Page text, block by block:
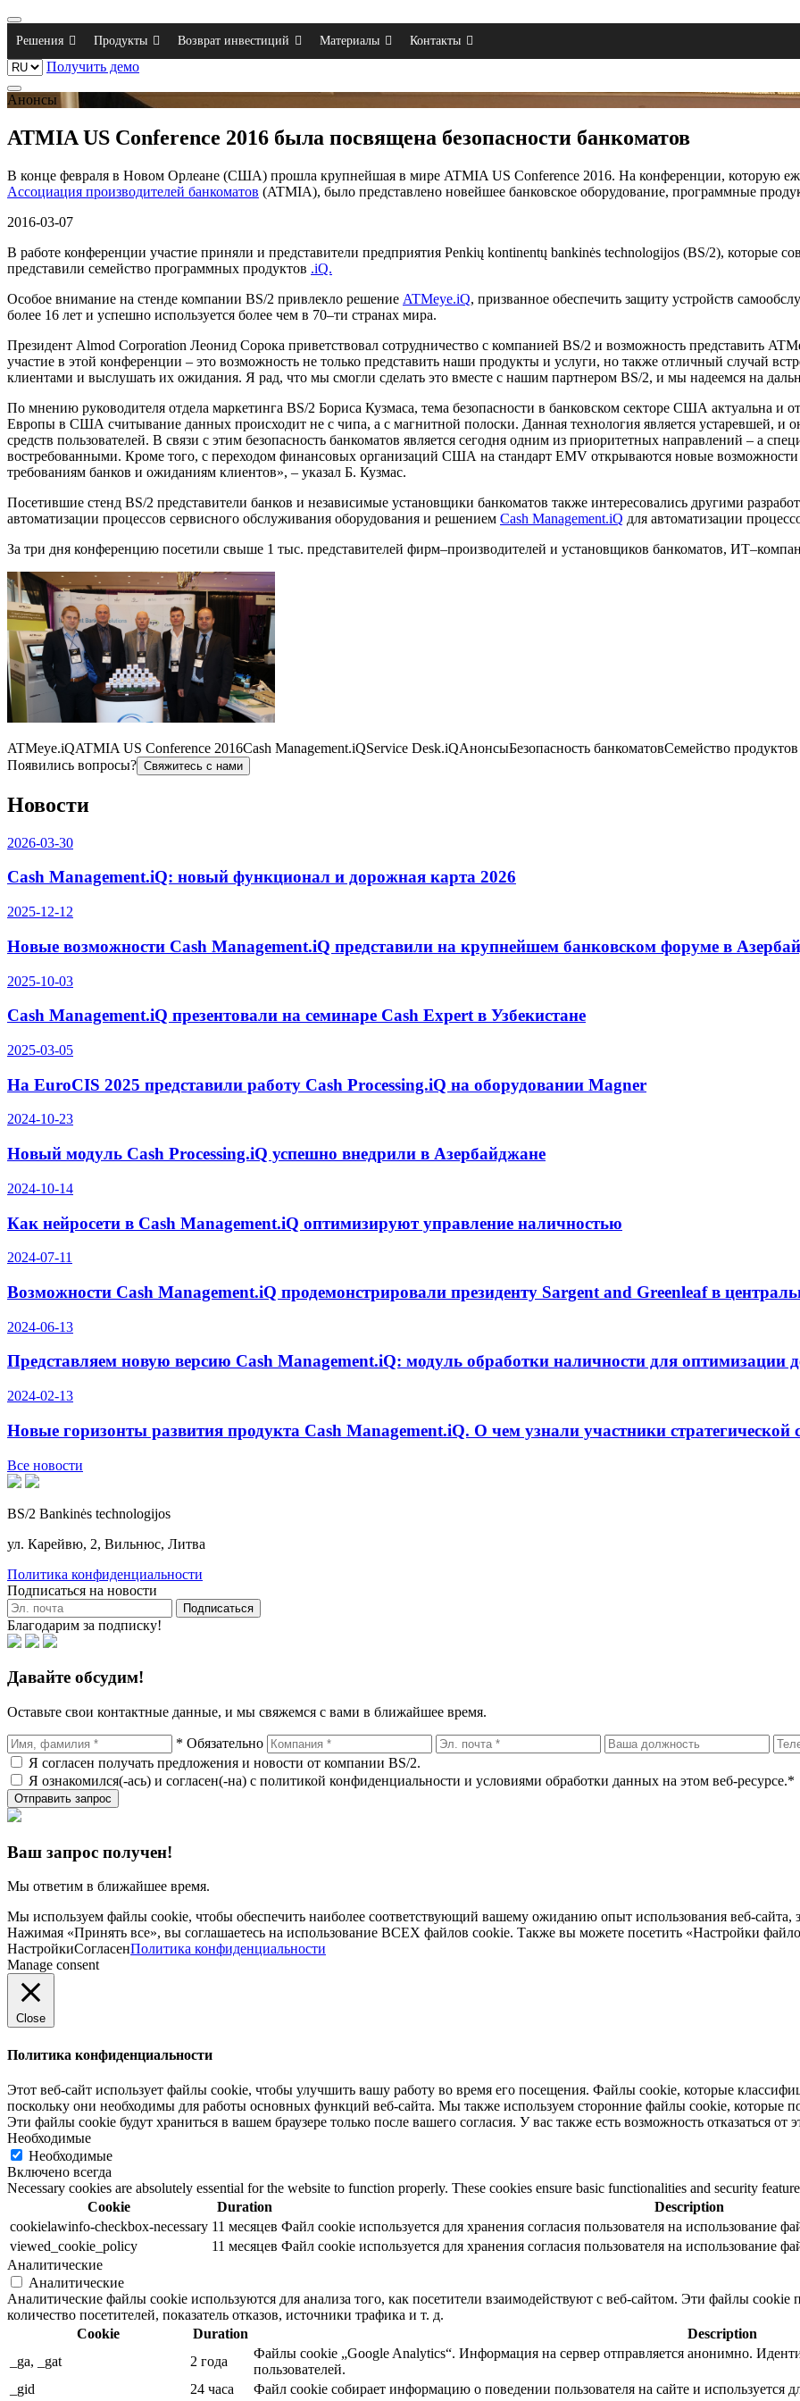
Решения Продукты Возврат инвестиций Материалы Контакты
Получить демо
Анонсы
ATMIA US Conference 2016 была посвящена безопасности банкоматов
В конце февраля в Новом Орлеане (США) прошла крупнейшая в мире ATMIA US Conference 2016. На конференции, которую
Ассоциация производителей банкоматов (ATMIA), было представлено новейшее банковское оборудование, программные
2016-03-07
В работе конференции участие приняли и представители предприятия Penkių kontinentų bankinės technologijos (BS/2), которые
представили семейство программных продуктов .iQ.
Особое внимание на стенде компании BS/2 привлекло решение ATMeye.iQ, призванное обеспечить защиту устройств
более 16 лет и успешно используется более чем в 70–ти странах мира.
Президент Almod Corporation Леонид Сорока приветствовал сотрудничество с компанией BS/2 и возможность представить
участие в этой конференции – это возможность не только представить наши продукты и услуги, но также отличный случай
клиентами и выслушать их ожидания. Я рад, что мы смогли сделать это вместе с нашим партнером BS/2, и мы надеемся на
По мнению руководителя отдела маркетинга BS/2 Бориса Кузмаса, тема безопасности в банковском секторе США актуальна и
Европы в США считывание данных происходит не с чипа, а с магнитной полоски. Данная технология является устаревшей, и
средств пользователей. В связи с этим безопасность банкоматов является сегодня одним из приоритетных направлений – а
востребованными. Кроме того, с переходом финансовых организаций США на стандарт EMV открываются новые
требованиям банков и ожиданиям клиентов», – указал Б. Кузмас.
Посетившие стенд BS/2 представители банков и независимые установщики банкоматов также интересовались другими
автоматизации процессов сервисного обслуживания оборудования и решением Cash Management.iQ для автоматизации
За три дня конференцию посетили свыше 1 тыс. представителей фирм–производителей и установщиков банкоматов,
ATMeye.iQATMIA US Conference 2016Cash Management.iQService Desk.iQАнонсыБезопасность банкоматовСемейство
Появились вопросы? Свяжитесь с нами
Новости
2026-03-30
Cash Management.iQ: новый функционал и дорожная карта 2026
2025-12-12
Новые возможности Cash Management.iQ представили на крупнейшем банковском форуме в
2025-10-03
Cash Management.iQ презентовали на семинаре Cash Expert в Узбекистане
2025-03-05
На EuroCIS 2025 представили работу Cash Processing.iQ на оборудовании Magner
2024-10-23
Новый модуль Cash Processing.iQ успешно внедрили в Азербайджане
2024-10-14
Как нейросети в Cash Management.iQ оптимизируют управление наличностью
2024-07-11
Возможности Cash Management.iQ продемонстрировали президенту Sargent and Greenleaf в
2024-06-13
Представляем новую версию Cash Management.iQ: модуль обработки наличности для оптимизации
2024-02-13
Новые горизонты развития продукта Cash Management.iQ. О чем узнали участники стратегической
Все новости
BS/2 Bankinės technologijos
ул. Карейвю, 2, Вильнюс, Литва
Политика конфиденциальности
Подписаться на новости
Подписаться
Благодарим за подписку!
Давайте обсудим!
Оставьте свои контактные данные, и мы свяжемся с вами в ближайшее время.
* Обязательно
Я согласен получать предложения и новости от компании BS/2.
Я ознакомился(-ась) и согласен(-на) с политикой конфиденциальности и условиями обработки данных на этом веб-ресурсе.*
Отправить запрос
Ваш запрос получен!
Мы ответим в ближайшее время.
Мы используем файлы cookie, чтобы обеспечить наиболее соответствующий вашему ожиданию опыт использования веб-
Нажимая «Принять все», вы соглашаетесь на использование ВСЕХ файлов cookie. Также вы можете посетить «Настройки
НастройкиСогласенПолитика конфиденциальности
Manage consent
Close
Политика конфиденциальности
Этот веб-сайт использует файлы cookie, чтобы улучшить вашу работу во время его посещения. Файлы cookie, которые
поскольку они необходимы для работы основных функций веб-сайта. Мы также используем сторонние файлы cookie, которые
Эти файлы cookie будут храниться в вашем браузере только после вашего согласия. У вас также есть возможность отказаться от
Необходимые
Необходимые
Включено всегда
Necessary cookies are absolutely essential for the website to function properly. These cookies ensure basic functionalities and security
Cookie
Duration
Description
cookielawinfo-checkbox-necessary 11 месяцев Файл cookie используется для хранения согласия пользователя на использование
viewed_cookie_policy
11 месяцев Файл cookie используется для хранения согласия пользователя на
Аналитические
Аналитические
Аналитические файлы cookie используются для анализа того, как посетители взаимодействуют с веб-сайтом. Эти файлы
количество посетителей, показатель отказов, источники трафика и т. д.
Cookie
Duration
Description
_ga, _gat
2 года
Файлы cookie „Google Analytics“. Информация на сервер отправляется анонимно.
пользователей.
_gid
24 часа
Файл cookie собирает информацию о поведении пользователя на сайте и используется